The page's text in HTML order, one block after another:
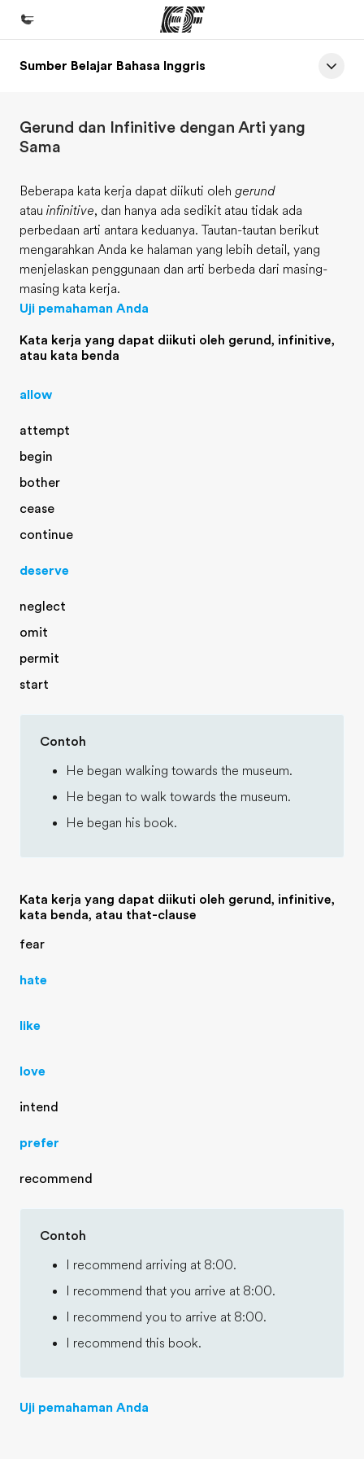
Beranda
Daftar program
Kantor dan sekolah
Tentang kami
Cerita kami
Karir
Bergabung dengan tim kami
Sumber Belajar Bahasa Inggris
Gerund dan Infinitive dengan Arti yang
Sama
Beberapa kata kerja dapat diikuti oleh gerund
atau infinitive, dan hanya ada sedikit atau tidak ada
perbedaan arti antara keduanya. Tautan-tautan berikut
mengarahkan Anda ke halaman yang lebih detail, yang
menjelaskan penggunaan dan arti berbeda dari masing-
masing kata kerja.
Uji pemahaman Anda
Kata kerja yang dapat diikuti oleh gerund, infinitive,
atau kata benda
allow
attempt
begin
bother
cease
continue
deserve
neglect
omit
permit
start
Contoh
He began walking towards the museum.
He began to walk towards the museum.
He began his book.
Kata kerja yang dapat diikuti oleh gerund, infinitive,
kata benda, atau that-clause
fear
hate
like
love
intend
prefer
recommend
Contoh
I recommend arriving at 8:00.
I recommend that you arrive at 8:00.
I recommend you to arrive at 8:00.
I recommend this book.
Uji pemahaman Anda